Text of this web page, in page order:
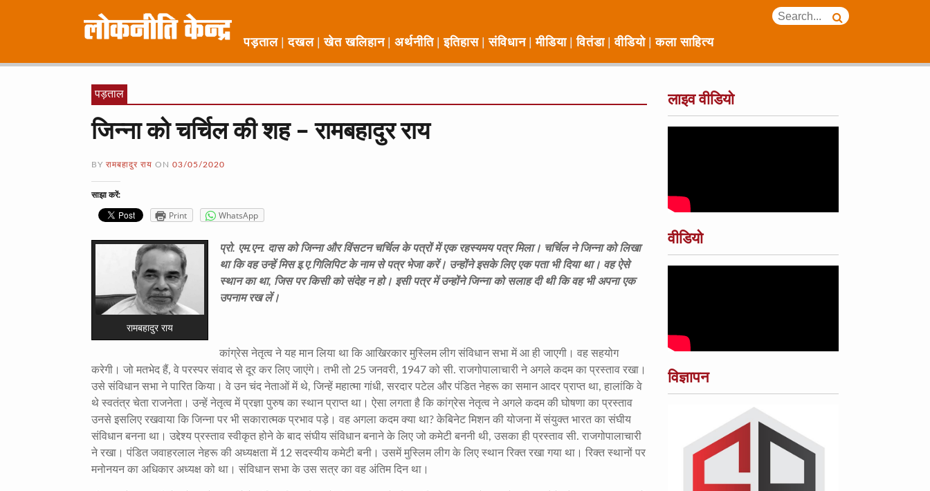
पड़ताल दखल खेत खलिहान अर्थनीति इतिहास संविधान मीडिया वितंडा वीडियो कला साहित्य
पड़ताल
जिन्ना को चर्चिल की शह – रामबहादुर राय
BY रामबहादुर राय ON 03/05/2020
साझा करें:
Print WhatsApp
रामबहादुर राय
प्रो. एम.एन. दास को जिन्ना और विंसटन चर्चिल के पत्रों में एक रहस्यमय पत्र मिला। चर्चिल ने जिन्ना को लिखा
था कि वह उन्हें मिस इ.ए.गिलिपिट के नाम से पत्र भेजा करें। उन्होंने इसके लिए एक पता भी दिया था। वह ऐसे
स्थान का था, जिस पर किसी को संदेह न हो। इसी पत्र में उन्होंने जिन्ना को सलाह दी थी कि वह भी अपना एक
उपनाम रख लें।
कांग्रेस नेतृत्व ने यह मान लिया था कि आखिरकार मुस्लिम लीग संविधान सभा में आ ही जाएगी। वह सहयोग
करेगी। जो मतभेद हैं, वे परस्पर संवाद से दूर कर लिए जाएंगे। तभी तो 25 जनवरी, 1947 को सी. राजगोपालाचारी ने अगले कदम का प्रस्ताव रखा।
उसे संविधान सभा ने पारित किया। वे उन चंद नेताओं में थे, जिन्हें महात्मा गांधी, सरदार पटेल और पंडित नेहरू का समान आदर प्राप्त था, हालांकि वे
थे स्वतंत्र चेता राजनेता। उन्हें नेतृत्व में प्रज्ञा पुरुष का स्थान प्राप्त था। ऐसा लगता है कि कांग्रेस नेतृत्व ने अगले कदम की घोषणा का प्रस्ताव
उनसे इसलिए रखवाया कि जिन्ना पर भी सकारात्मक प्रभाव पड़े। वह अगला कदम क्या था? केबिनेट मिशन की योजना में संयुक्त भारत का संघीय
संविधान बनना था। उद्देश्य प्रस्ताव स्वीकृत होने के बाद संघीय संविधान बनाने के लिए जो कमेटी बननी थी, उसका ही प्रस्ताव सी. राजगोपालाचारी
ने रखा। पंडित जवाहरलाल नेहरू की अध्यक्षता में 12 सदस्यीय कमेटी बनी। उसमें मुस्लिम लीग के लिए स्थान रिक्त रखा गया था। रिक्त स्थानों पर
मनोनयन का अधिकार अध्यक्ष को था। संविधान सभा के उस सत्र का वह अंतिम दिन था।
लाइव वीडियो
वीडियो
विज्ञापन